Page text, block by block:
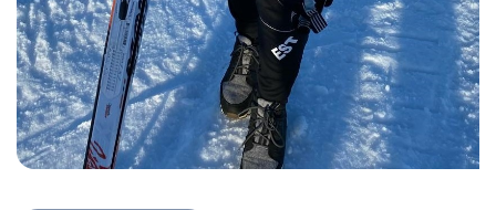
Koondised
Tule klubisse!
Tulemused